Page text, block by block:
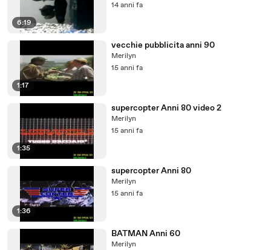
6:19
14 anni fa
1:17
vecchie pubblicita anni 90
Merilyn
15 anni fa
1:35
supercopter Anni 80 video 2
Merilyn
15 anni fa
1:36
supercopter Anni 80
Merilyn
15 anni fa
BATMAN Anni 60
Merilyn